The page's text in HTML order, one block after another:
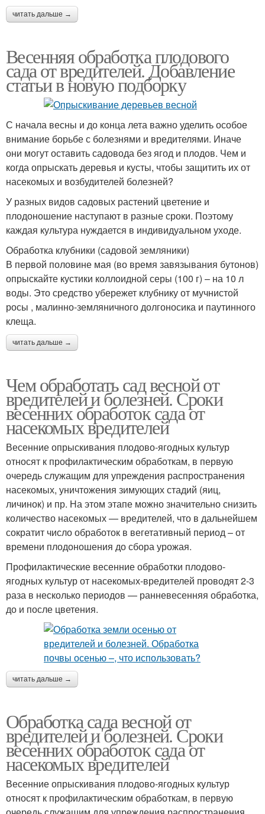
читать дальше →
Весенняя обработка плодового
сада от вредителей. Добавление
статьи в новую подборку
С начала весны и до конца лета важно уделить особое
внимание борьбе с болезнями и вредителями. Иначе
они могут оставить садовода без ягод и плодов. Чем и
когда опрыскать деревья и кусты, чтобы защитить их от
насекомых и возбудителей болезней?
У разных видов садовых растений цветение и
плодоношение наступают в разные сроки. Поэтому
каждая культура нуждается в индивидуальном уходе.
Обработка клубники (садовой земляники)
В первой половине мая (во время завязывания бутонов)
опрыскайте кустики коллоидной серы (100 г) – на 10 л
воды. Это средство убережет клубнику от мучнистой
росы , малинно-земляничного долгоносика и паутинного
клеща.
читать дальше →
Чем обработать сад весной от
вредителей и болезней. Сроки
весенних обработок сада от
насекомых вредителей
Весенние опрыскивания плодово-ягодных культур
относят к профилактическим обработкам, в первую
очередь служащим для упреждения распространения
насекомых, уничтожения зимующих стадий (яиц,
личинок) и пр. На этом этапе можно значительно снизить
количество насекомых — вредителей, что в дальнейшем
сократит число обработок в вегетативный период – от
времени плодоношения до сбора урожая.
Профилактические весенние обработки плодово-
ягодных культур от насекомых-вредителей проводят 2-3
раза в несколько периодов — ранневесенняя обработка,
до и после цветения.
читать дальше →
Обработка сада весной от
вредителей и болезней. Сроки
весенних обработок сада от
насекомых вредителей
Весенние опрыскивания плодово-ягодных культур
относят к профилактическим обработкам, в первую